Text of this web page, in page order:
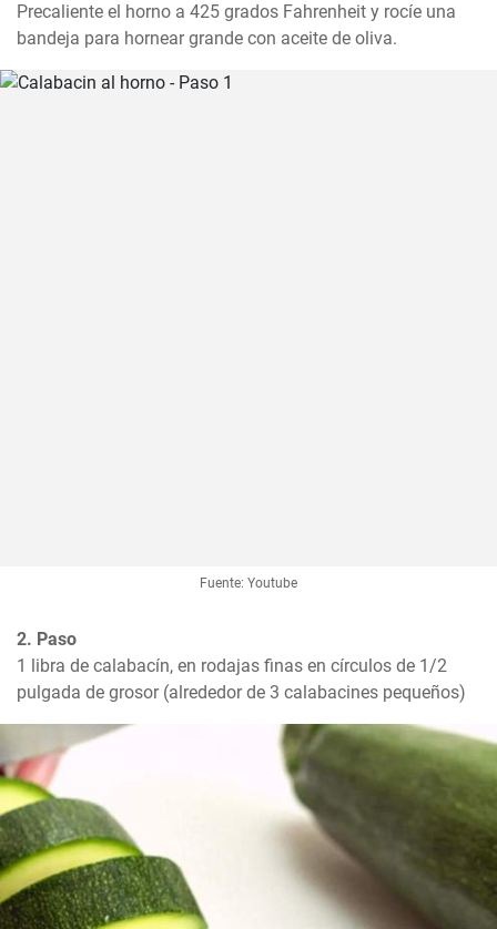
Precaliente el horno a 425 grados Fahrenheit y rocíe una
bandeja para hornear grande con aceite de oliva.
Fuente: Youtube
2. Paso
1 libra de calabacín, en rodajas finas en círculos de 1/2
pulgada de grosor (alrededor de 3 calabacines pequeños)